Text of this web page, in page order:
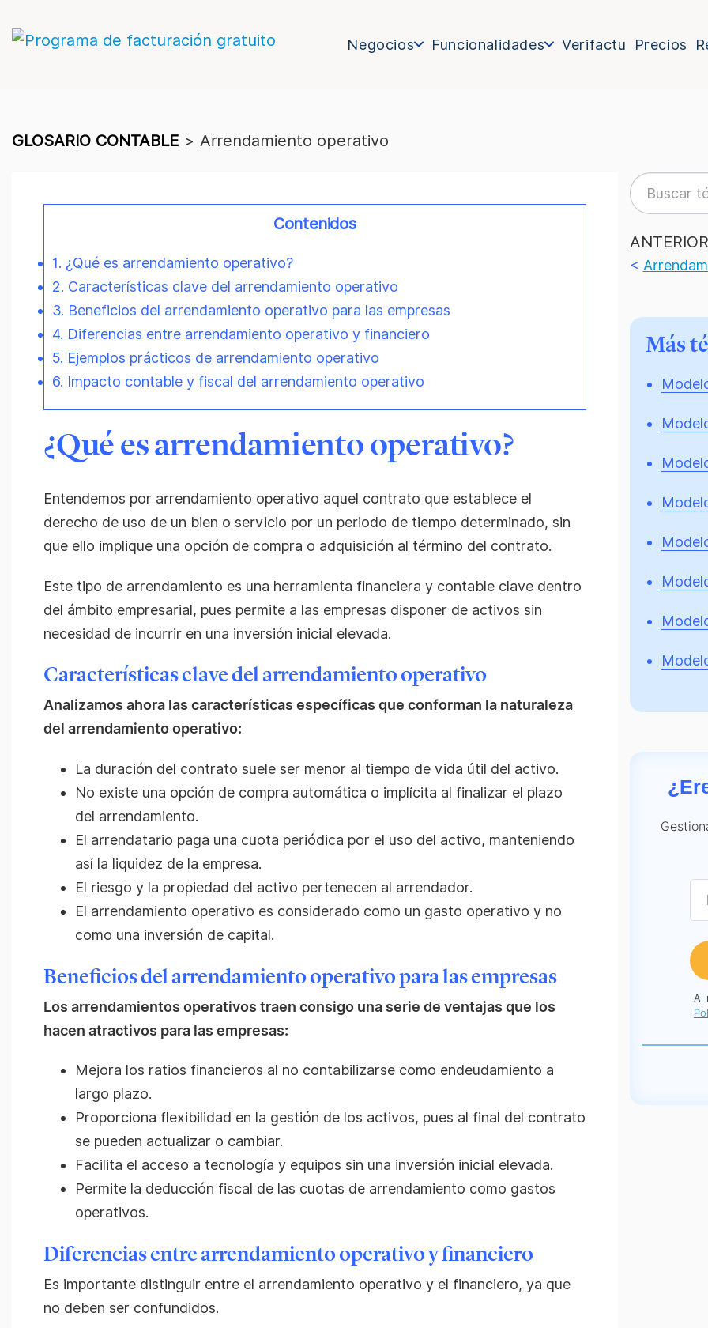
Negocios Funcionalidades Verifactu Precios
GLOSARIO CONTABLE > Arrendamiento operativo
Contenidos
1. ¿Qué es arrendamiento operativo?
2. Características clave del arrendamiento operativo
3. Beneficios del arrendamiento operativo para las empresas
4. Diferencias entre arrendamiento operativo y financiero
5. Ejemplos prácticos de arrendamiento operativo
6. Impacto contable y fiscal del arrendamiento operativo
¿Qué es arrendamiento operativo?
Entendemos por arrendamiento operativo aquel contrato que establece el
derecho de uso de un bien o servicio por un periodo de tiempo determinado, sin
que ello implique una opción de compra o adquisición al término del contrato.
Este tipo de arrendamiento es una herramienta financiera y contable clave dentro
del ámbito empresarial, pues permite a las empresas disponer de activos sin
necesidad de incurrir en una inversión inicial elevada.
Características clave del arrendamiento operativo
Analizamos ahora las características específicas que conforman la naturaleza
del arrendamiento operativo:
La duración del contrato suele ser menor al tiempo de vida útil del activo.
No existe una opción de compra automática o implícita al finalizar el plazo
del arrendamiento.
El arrendatario paga una cuota periódica por el uso del activo, manteniendo
así la liquidez de la empresa.
El riesgo y la propiedad del activo pertenecen al arrendador.
El arrendamiento operativo es considerado como un gasto operativo y no
como una inversión de capital.
Beneficios del arrendamiento operativo para las empresas
Los arrendamientos operativos traen consigo una serie de ventajas que los
hacen atractivos para las empresas:
Mejora los ratios financieros al no contabilizarse como endeudamiento a
largo plazo.
Proporciona flexibilidad en la gestión de los activos, pues al final del contrato
se pueden actualizar o cambiar.
Facilita el acceso a tecnología y equipos sin una inversión inicial elevada.
Permite la deducción fiscal de las cuotas de arrendamiento como gastos
operativos.
Diferencias entre arrendamiento operativo y financiero
Es importante distinguir entre el arrendamiento operativo y el financiero, ya que
no deben ser confundidos.
ANTERIOR
<
Más
Al